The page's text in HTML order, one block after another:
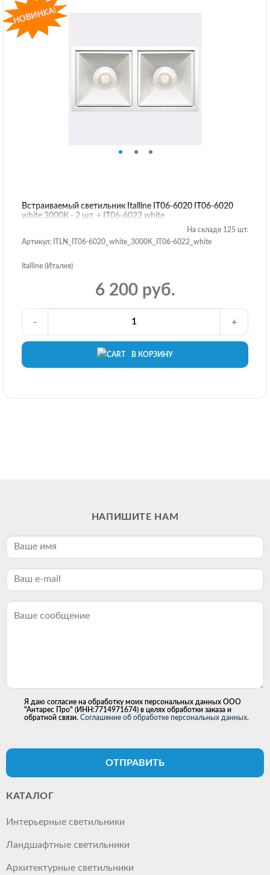
Встраиваемый светильник Italline IT06-6020 IT06-6020
white 3000K - 2 шт. + IT06-6022 white
На складе 125 шт.
Артикул: ITLN_IT06-6020_white_3000K_IT06-6022_white
Italline (Италия)
6 200 руб.
В КОРЗИНУ
- +
НАПИШИТЕ НАМ
Я даю согласие на обработку моих персональных данных ООО
"Антарес Про" (ИНН:7714971674) в целях обработки заказа и
обратной связи. Соглашение об обработке персональных данных.
ОТПРАВИТЬ
КАТАЛОГ
Интерьерные светильники
Ландшафтные светильники
Архитектурные светильники